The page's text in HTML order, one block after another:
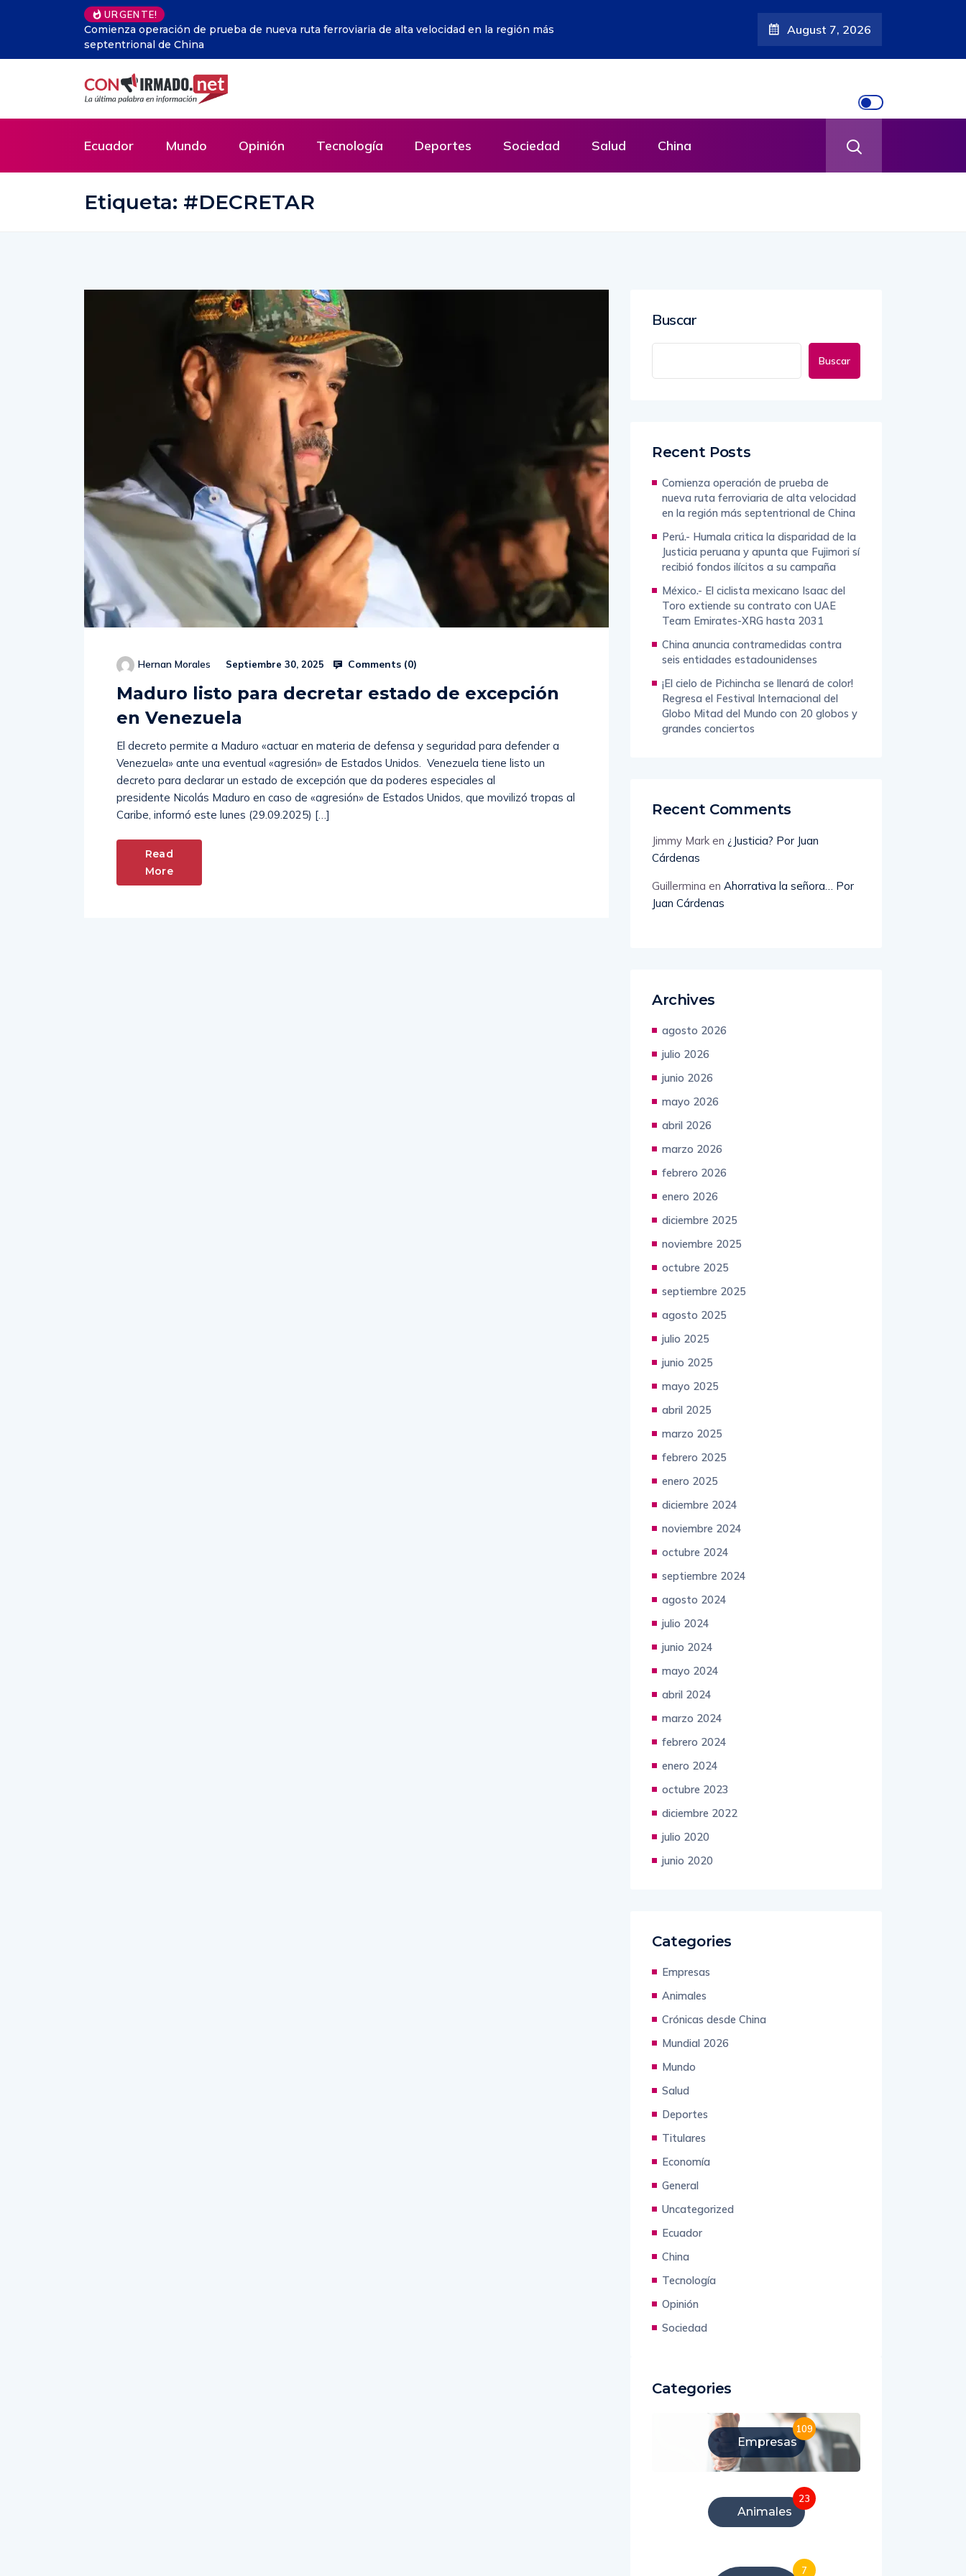
URGENTE!
Perú.- Humala critica la disparidad de la Justicia peruana y apunta que Fujimori sí recibió fondos
ilícitos a su campaña
August 7, 2026
Ecuador Mundo Opinión Tecnología Deportes Sociedad Salud China
Etiqueta: #DECRETAR
Hernan Morales Septiembre 30, 2025 Comments (0)
Maduro listo para decretar estado de excepción
en Venezuela
El decreto permite a Maduro «actuar en materia de defensa y seguridad para defender a
Venezuela» ante una eventual «agresión» de Estados Unidos. Venezuela tiene listo un
decreto para declarar un estado de excepción que da poderes especiales al
presidente Nicolás Maduro en caso de «agresión» de Estados Unidos, que movilizó tropas al
Caribe, informó este lunes (29.09.2025) […]
Read
More
Buscar
Buscar
Recent Posts
Comienza operación de prueba de
nueva ruta ferroviaria de alta velocidad
en la región más septentrional de China
Perú.- Humala critica la disparidad de la
Justicia peruana y apunta que Fujimori sí
recibió fondos ilícitos a su campaña
México.- El ciclista mexicano Isaac del
Toro extiende su contrato con UAE
Team Emirates-XRG hasta 2031
China anuncia contramedidas contra
seis entidades estadounidenses
¡El cielo de Pichincha se llenará de color!
Regresa el Festival Internacional del
Globo Mitad del Mundo con 20 globos y
grandes conciertos
Recent Comments
Jimmy Mark en ¿Justicia? Por Juan
Cárdenas
Guillermina en Ahorrativa la señora… Por
Juan Cárdenas
Archives
agosto 2026
julio 2026
junio 2026
mayo 2026
abril 2026
marzo 2026
febrero 2026
enero 2026
diciembre 2025
noviembre 2025
octubre 2025
septiembre 2025
agosto 2025
julio 2025
junio 2025
mayo 2025
abril 2025
marzo 2025
febrero 2025
enero 2025
diciembre 2024
noviembre 2024
octubre 2024
septiembre 2024
agosto 2024
julio 2024
junio 2024
mayo 2024
abril 2024
marzo 2024
febrero 2024
enero 2024
octubre 2023
diciembre 2022
julio 2020
junio 2020
Categories
Empresas
Animales
Crónicas desde China
Mundial 2026
Mundo
Salud
Deportes
Titulares
Economía
General
Uncategorized
Ecuador
China
Tecnología
Opinión
Sociedad
Categories
Empresas
109
Animales
23
7